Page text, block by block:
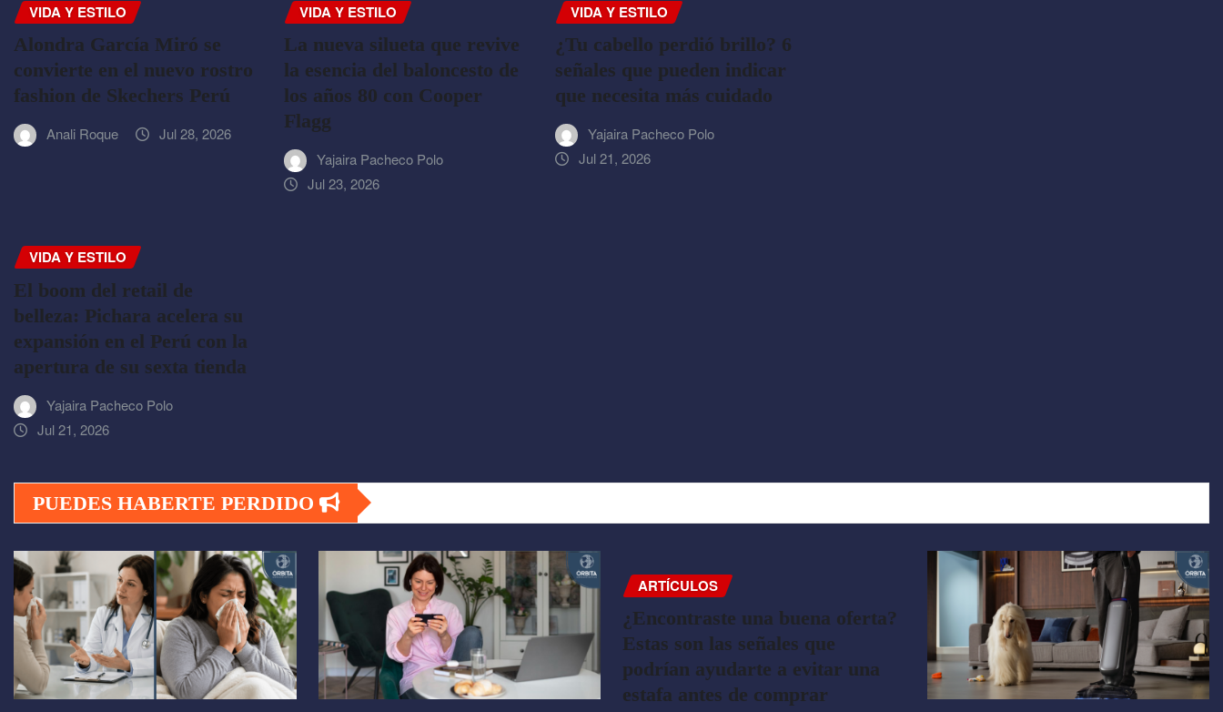
VIDA Y ESTILO
Alondra García Miró se
convierte en el nuevo rostro
fashion de Skechers Perú
Anali Roque Jul 28, 2026
VIDA Y ESTILO
La nueva silueta que revive
la esencia del baloncesto de
los años 80 con Cooper
Flagg
Yajaira Pacheco Polo
Jul 23, 2026
VIDA Y ESTILO
¿Tu cabello perdió brillo? 6
señales que pueden indicar
que necesita más cuidado
Yajaira Pacheco Polo
Jul 21, 2026
VIDA Y ESTILO
El boom del retail de
belleza: Pichara acelera su
expansión en el Perú con la
apertura de su sexta tienda
Yajaira Pacheco Polo
Jul 21, 2026
PUEDES HABERTE PERDIDO
ARTÍCULOS
¿Encontraste una buena oferta?
Estas son las señales que
podrían ayudarte a evitar una
estafa antes de comprar